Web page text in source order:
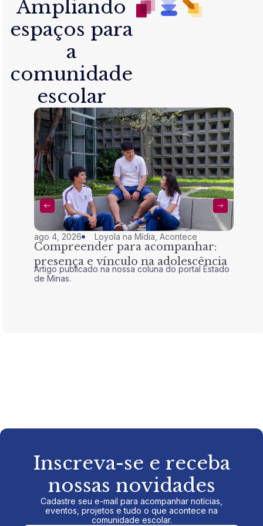
Ampliando
espaços para
a
comunidade
escolar
ago 4, 2026 Loyola na Mídia,Acontece
Compreender para acompanhar:
presença e vínculo na adolescência
Artigo publicado na nossa coluna do portal Estado
de Minas.
Inscreva-se e receba
nossas novidades
Cadastre seu e-mail para acompanhar notícias,
eventos, projetos e tudo o que acontece na
comunidade escolar.